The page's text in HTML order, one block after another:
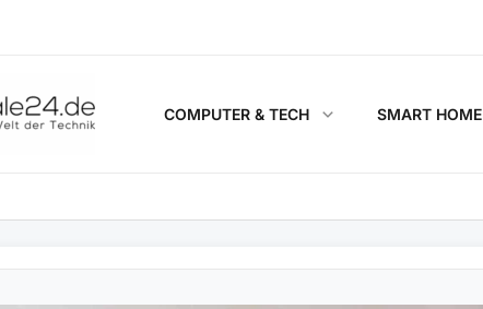
COMPUTER & TECH SMART HOME